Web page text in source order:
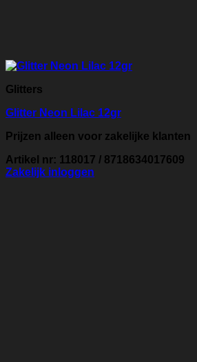
Glitters
Glitter Neon Lilac 12gr
Prijzen alleen voor zakelijke klanten
Artikel nr: 118017 / 8718634017609
Zakelijk inloggen